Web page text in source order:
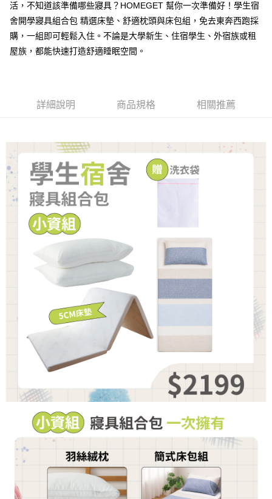
大哥付你分期
相關說明
【大哥付你分期使用說明】
1.本服務由台灣大哥大提供，台灣大哥大用戶可立即使用無須另外申請。
2.付款方式選擇「大哥付你分期」，訂單成立後會自動跳轉到大哥付的交易
4.訂單成立30分鐘內，如未前往確認交易或遇審核未通過，訂單將自動取
消。如遇「轉專審核」未通過狀況，表示未達大哥付你分期系統評分，恕無
1.分期款項不併入電信帳單，「大哥付你分期」於每月結算日後寄送繳費提
醒簡訊。
2.透過簡訊連結打開帳單後，可選擇「超商條碼／台灣大直營門市／銀行轉
帳／街口支付／iPASS MONEY」等通路繳費。
【注意事項】
用戶於交易時，得透過本服務購買商品或服務，並由商店將買賣／分期付款
買賣價金債權讓與本公司後，依約使用本公司帳單繳交帳款。
2.基於同意付款使用「大哥付你分期」之契約關係目的，商店將以您的個人
資料（包含姓名、電話或地址）提供予台灣大哥大進項蒐集、處理及利用，
由本公司與您本人進行分期帳單所需資料之確認、核對及更正。
3.完整用戶服務條款，請詳閱以下連結：
１．簡單：不需註冊會員、不需綁卡、不需儲值。
【「AFTEE先享後付」結帳流程】
１．於結帳方式選擇「AFTEE先享後付」後，將跳轉至「AFTEE先享後付」
結帳頁面，進行簡訊認證並確認金額後，即可完成結帳。
２．訂單成立數日內，您將收到繳費通知簡訊。
３．收到繳費通知簡訊後14天內，點擊此簡訊中的連結，可透過四大超商／
ATM／網路銀行／等多元方式進行付款，方視為交易完成。
※ 請注意：結帳手續完成當下不需立刻繳費，但若您需要取消訂單，請聯絡
購買商品的店家。未經商家同意取消之訂單仍視為有效，需透過AFTEE先享
後付繳納相關費用。
※ 交易是否成功請以「AFTEE先享後付 」之結帳頁面顯示為準，若有關於
是否繳費成功／繳費後需取消欲退款等相關疑問，請聯繫「AFTEE先享後付
客戶支援中心」https://netprotections.freshdesk.com/support/home
１．透過由恩沛科技股份有限公司提供之「AFTEE先享後付」服務完成之交
易，需依本服務之必要範圍內提供個人資料，並將交易相關給付款項請求債
權轉讓予恩沛科技股份有限公司。
２．關於個人資料處理事宜，請瀏覽以下網址：
https://aftee.tw/terms/#terms3
３．未成年的使用者請事先徵得法定代理人或監護人之同意方可使用
「AFTEE先享後付」，若未經同意申辦者引起之損失，本公司不負相關責
４．使用「AFTEE先享後付」時，將依據個別帳號之用戶狀況，依本公司即
時審查核予不同之上限額度；若仍有額度不足之情形，本公司將視審查結果
請求用戶進行身份認證。
５．嚴禁一人註冊多個帳號或使用他人資訊註冊。若發現惡意使用之情形，
恩沛科技股份有限公司將有權停止該用戶之使用額度並採取法律行動。
運送方式
每筆NT$150，滿NT$990(含以上)免運費
活，不知道該準備哪些寢具？HOMEGET 幫你一次準備好！學生宿
舍開學寢具組合包 精選床墊、舒適枕頭與床包組，免去東奔西跑採
購，一組即可輕鬆入住。不論是大學新生、住宿學生、外宿族或租
屋族，都能快速打造舒適睡眠空間。
詳細說明 商品規格 相關推薦